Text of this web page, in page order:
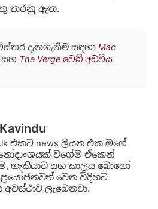
කරනු ඇත.
දැනගැනීම සඳහා Mac
The Verge වෙබ් අඩවිය
එකට news ලියන එක මගේ
වගේම ඒකෙන්
හැකියාව සහ කාලය බොහෝ
වෙන විදිහට
ලැබෙනවා.